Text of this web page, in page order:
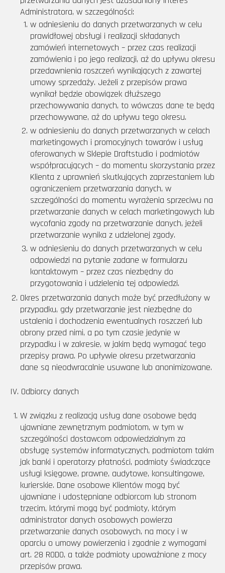
Administratora, w szczególności:
w odniesieniu do danych przetwarzanych w celu
prawidłowej obsługi i realizacji składanych
zamówień internetowych – przez czas realizacji
zamówienia i po jego realizacji, aż do upływu okresu
przedawnienia roszczeń wynikających z zawartej
umowy sprzedaży. Jeżeli z przepisów prawa
wynikał będzie obowiązek dłuższego
przechowywania danych, to wówczas dane te będą
przechowywane, aż do upływu tego okresu.
w odniesieniu do danych przetwarzanych w celach
marketingowych i promocyjnych towarów i usług
oferowanych w Sklepie Draftstudio i podmiotów
współpracujących – do momentu skorzystania przez
Klienta z uprawnień skutkujących zaprzestaniem lub
ograniczeniem przetwarzania danych, w
szczególności do momentu wyrażenia sprzeciwu na
przetwarzanie danych w celach marketingowych lub
wycofania zgody na przetwarzanie danych, jeżeli
przetwarzanie wynika z udzielonej zgody.
w odniesieniu do danych przetwarzanych w celu
odpowiedzi na pytanie zadane w formularzu
kontaktowym – przez czas niezbędny do
przygotowania i udzielenia tej odpowiedzi.
Okres przetwarzania danych może być przedłużony w
przypadku, gdy przetwarzanie jest niezbędne do
ustalenia i dochodzenia ewentualnych roszczeń lub
obrony przed nimi, a po tym czasie jedynie w
przypadku i w zakresie, w jakim będą wymagać tego
przepisy prawa. Po upływie okresu przetwarzania
dane są nieodwracalnie usuwane lub anonimizowane.
IV. Odbiorcy danych
W związku z realizacją usług dane osobowe będą
ujawniane zewnętrznym podmiotom, w tym w
szczególności dostawcom odpowiedzialnym za
obsługę systemów informatycznych, podmiotom takim
jak banki i operatorzy płatności, podmioty świadczące
usługi księgowe, prawne, audytowe, konsultingowe,
kurierskie. Dane osobowe Klientów mogą być
ujawniane i udostępniane odbiorcom lub stronom
trzecim, którymi mogą być podmioty, którym
administrator danych osobowych powierza
przetwarzanie danych osobowych, na mocy i w
oparciu o umowy powierzenia i zgodnie z wymogami
art. 28 RODO, a także podmioty upoważnione z mocy
przepisów prawa.